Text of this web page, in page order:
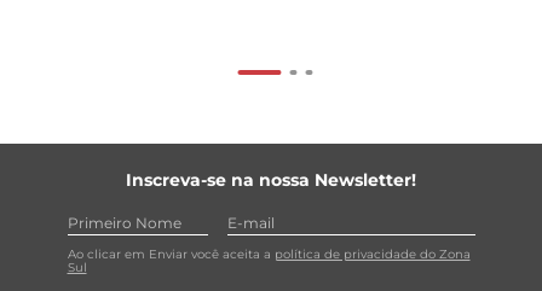
Inscreva-se na nossa Newsletter!
Ao clicar em Enviar você aceita a política de privacidade do Zona
Sul